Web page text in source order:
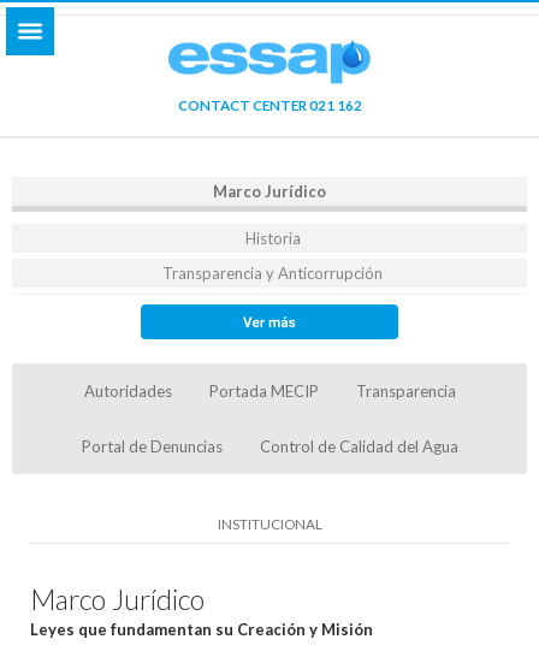
CONTACT CENTER 021 162
Historia
Transparencia y Anticorrupción
Galería de fotos
Portada MECIP
MECIP 2015
Autoridades
Marco Jurídico
Resoluciones
Autoridades Portada MECIP Transparencia
Portal de Denuncias Control de Calidad del Agua
INSTITUCIONAL
Marco Jurídico
Leyes que fundamentan su Creación y Misión